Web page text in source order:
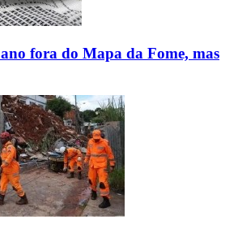
fora do Mapa da Fome, mas